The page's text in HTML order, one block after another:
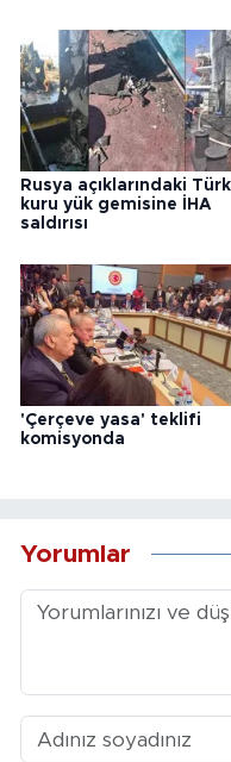
Rusya açıklarındaki Türk
kuru yük gemisine İHA
saldırısı
'Çerçeve yasa' teklifi
komisyonda
Yorumlar